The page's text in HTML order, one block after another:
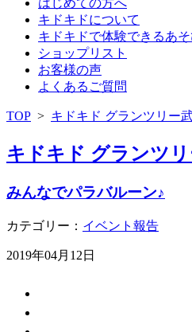
はじめての方へ
キドキドについて
キドキドで体験できるあ
ショップリスト
お客様の声
よくあるご質問
TOP > キドキド グランツリー
キドキド グランツ
みんなでパラバルーン♪
カテゴリー： イベント報告
2019年04月12日